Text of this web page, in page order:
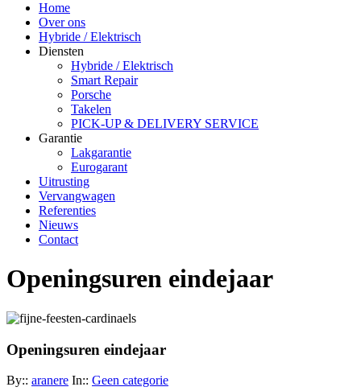
Home
Over ons
Hybride / Elektrisch
Diensten
Hybride / Elektrisch
Smart Repair
Porsche
Takelen
PICK-UP & DELIVERY SERVICE
Garantie
Lakgarantie
Eurogarant
Uitrusting
Vervangwagen
Referenties
Nieuws
Contact
Openingsuren eindejaar
Openingsuren eindejaar
By:: aranere In:: Geen categorie